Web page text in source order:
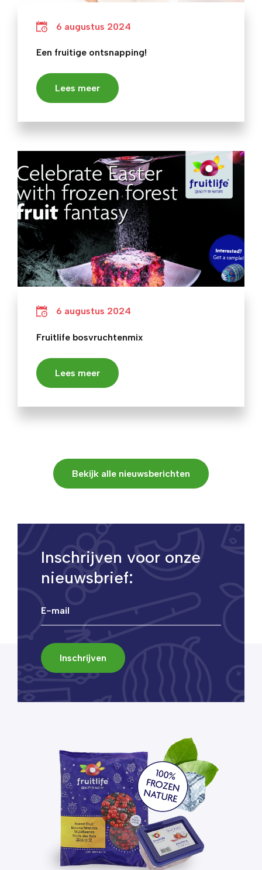
6 augustus 2024
Een fruitige ontsnapping!
Lees meer
6 augustus 2024
Fruitlife bosvruchtenmix
Lees meer
Bekijk alle nieuwsberichten
Inschrijven voor onze
nieuwsbrief: